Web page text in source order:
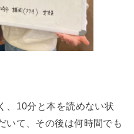
、10分と本を読めない状
いて、その後は何時間でも